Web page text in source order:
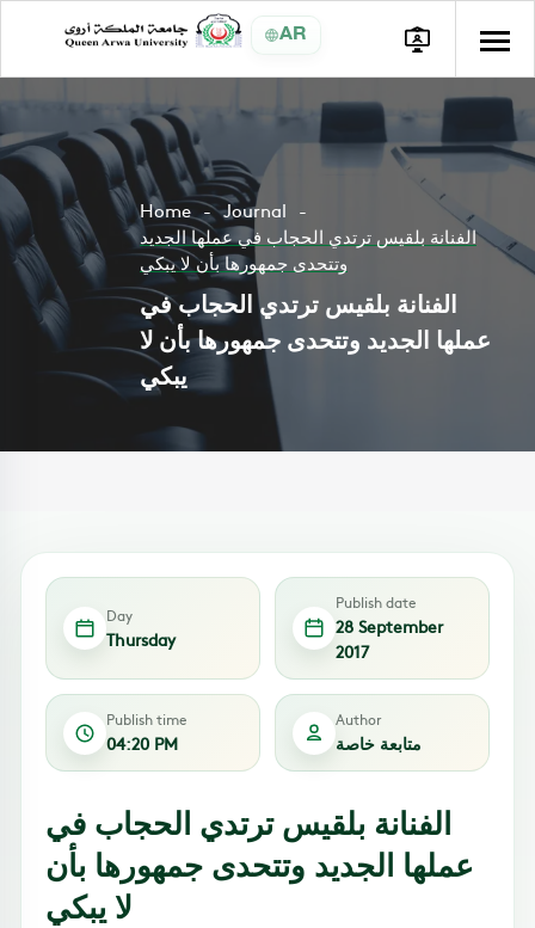
AR
Home
Journal
الفنانة بلقيس ترتدي الحجاب في عملها الجديد
وتتحدى جمهورها بأن لا يبكي
الفنانة بلقيس ترتدي الحجاب في
عملها الجديد وتتحدى جمهورها بأن لا
يبكي
Day
Thursday
Publish date
28 September
2017
Publish time
04:20 PM
Author
متابعة خاصة
الفنانة بلقيس ترتدي الحجاب في
عملها الجديد وتتحدى جمهورها بأن
لا يبكي